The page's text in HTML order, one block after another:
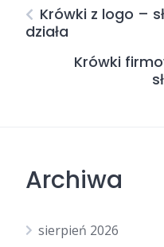
Krówki z logo –
działa
Krówki
Archiwa
sierpień 2026